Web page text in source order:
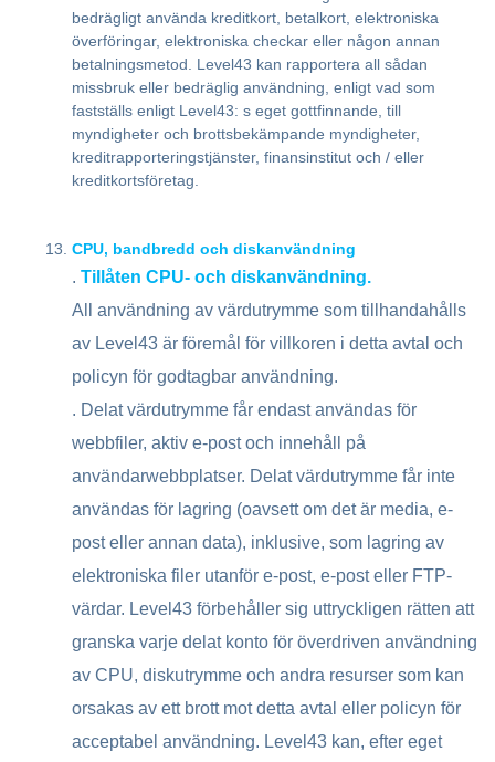
bedrägligt använda kreditkort, betalkort, elektroniska
överföringar, elektroniska checkar eller någon annan
betalningsmetod. Level43 kan rapportera all sådan
missbruk eller bedräglig användning, enligt vad som
fastställs enligt Level43: s eget gottfinnande, till
myndigheter och brottsbekämpande myndigheter,
kreditrapporteringstjänster, finansinstitut och / eller
kreditkortsföretag.
CPU, bandbredd och diskanvändning
. Tillåten CPU- och diskanvändning.
All användning av värdutrymme som tillhandahålls
av Level43 är föremål för villkoren i detta avtal och
policyn för godtagbar användning.
. Delat värdutrymme får endast användas för
webbfiler, aktiv e-post och innehåll på
användarwebbplatser. Delat värdutrymme får inte
användas för lagring (oavsett om det är media, e-
post eller annan data), inklusive, som lagring av
elektroniska filer utanför e-post, e-post eller FTP-
värdar. Level43 förbehåller sig uttryckligen rätten att
granska varje delat konto för överdriven användning
av CPU, diskutrymme och andra resurser som kan
orsakas av ett brott mot detta avtal eller policyn för
acceptabel användning. Level43 kan, efter eget